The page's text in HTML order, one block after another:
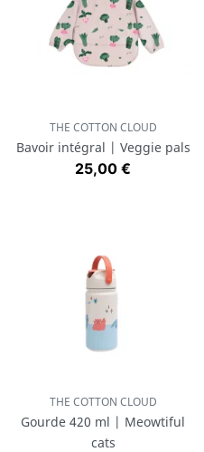
THE COTTON CLOUD
Bavoir intégral | Veggie pals
Prix
25,00 €
THE COTTON CLOUD
Gourde 420 ml | Meowtiful
cats